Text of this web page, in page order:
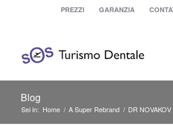
PREZZI GARANZIA
Blog
Sei in: Home / A Super Rebrand / DR NOVAKOV